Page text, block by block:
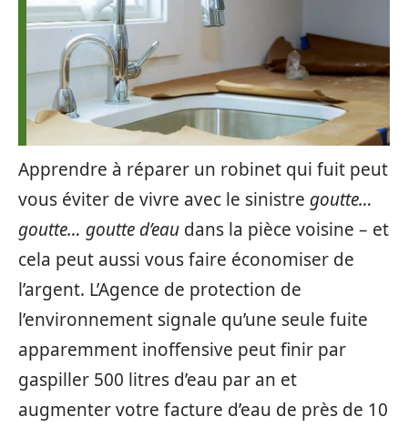
Apprendre à réparer un robinet qui fuit peut
vous éviter de vivre avec le sinistre goutte…
goutte… goutte d’eau dans la pièce voisine – et
cela peut aussi vous faire économiser de
l’argent. L’Agence de protection de
l’environnement signale qu’une seule fuite
apparemment inoffensive peut finir par
gaspiller 500 litres d’eau par an et
augmenter votre facture d’eau de près de 10